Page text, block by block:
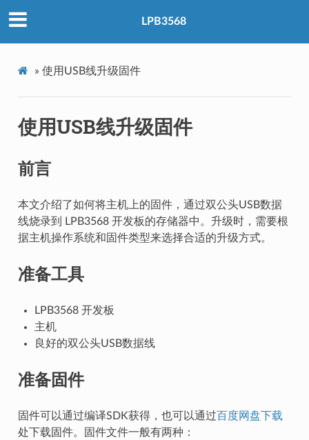
LPB3568
» 使用USB线升级固件
使用USB线升级固件
前言
本文介绍了如何将主机上的固件，通过双公头USB数据
线烧录到 LPB3568 开发板的存储器中。升级时，需要根
据主机操作系统和固件类型来选择合适的升级方式。
准备工具
LPB3568 开发板
主机
良好的双公头USB数据线
准备固件
固件可以通过编译SDK获得，也可以通过百度网盘下载
处下载固件。固件文件一般有两种：